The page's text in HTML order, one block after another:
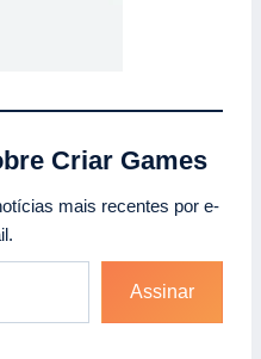
Criar Games
mais recentes por e-
Assinar